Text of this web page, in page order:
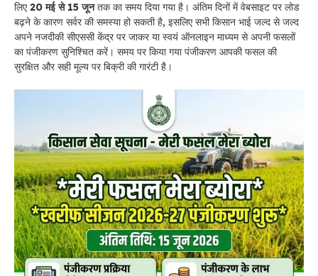
लिए20 मई से 15 जूनतक का समय दिया गया है। अंतिम दिनों में वेबसाइट पर लोड
बढ़ने के कारण सर्वर की समस्या हो सकती है, इसलिए सभी किसान भाई जल्द से जल्द
अपने नजदीकी सीएससी केंद्र पर जाकर या स्वयं ऑनलाइन माध्यम से अपनी फसलों
का पंजीकरण सुनिश्चित करें। समय पर किया गया पंजीकरण आपकी फसल की
सुरक्षित और सही मूल्य पर बिक्री की गारंटी है।